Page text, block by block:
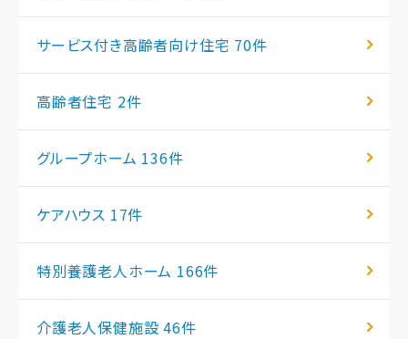
サービス付き高齢者向け住宅 70件
高齢者住宅 2件
グループホーム 136件
ケアハウス 17件
特別養護老人ホーム 166件
介護老人保健施設46件